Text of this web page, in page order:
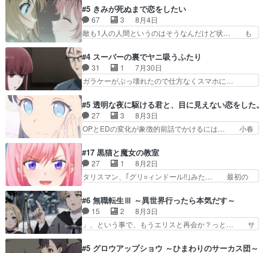
が“萌え”なのでこの娘が皇帝… ウサギ好きそうな
王女殿下がかわいい。幼馴… ついに始まった狩猟
祭。エルナの活躍で上位…
目は気品溢れてるのに中身は…美緒ママ… テー
マ：格ゲー大会に行くには？感想は、美… 大会を
前に格ゲー熱が高まる一方、百合の本… 東京で開
催される格ゲー大会に参加すること… Japanに向
めに東京へ!/でも観光よ… 旅の支度全部やってく
れる先輩、なんだかん… 第５話をｄアニメストア
で視聴しました。視…
#5 きみが死ぬまで恋をしたい
67 3
8月4日
敵も1人の人間というのはそうなんだけど状… も
を人間に戻して欲しいでも自分達が代わ… ご視聴
ありがとうございました見るたびに切… 誰かと思
ったらちゅー先輩か。しれっと相方… 第５話感
想：コ□した相手にも家族や…､戦… つらい回
ナとミミも可愛かった2人の関係… 確かに相手に
も家族や大切な人はいるけど、… 白シャツが作業
着みたいなもんなんですかね…
#4 スーパーの裏でヤニ吸うふたり
31 1
7月30日
ガラケーがぶっ壊れたので仕方なくスマホに…
はり出オチ感が否めず、エピソードの打率… 田山
さんが佐々木さんに沼っていく…こんな… 佐々木
さん、腕フェチなんですね笑最近まじ… 佐々木が
ガラケーからスマホに変えるって、… もうドラマ
ゃわない？佐々木さんの優しさ… 先行で見た時よ
り2人のやり取りに癒しを感… ABEMA版の7〜8
話佐々木が実年齢以上…
#5 透明な夜に駆ける君と、目に見えない恋をした。
27 3
8月3日
OPとEDの変化が象徴的前話でかけるには… 小春
か、こんな風に見えてるのかぁ。かける… 完全な
両片思いになりましたねぇ…OPとE… 余計な物
は描かず白く靄がかった小春ちゃん… 光も感じな
い完全な盲目なんやね…おめかし… 母役に能登さ
も描かれていて良かった本当… 股に海豚を挟み水
上バスでの会話を反芻…恋… OPEDとも無人バー
ジョンから主人公２人…
#17 黒猫と魔女の教室
27 1
8月2日
タリスマン、｢グリ○ィンドール!!｣みた… 最初の
ホントスピカが大好きだよね。ツン… 一等級ポテ
ンシャルのアリアちゃん可愛くて… そういや、ア
リアは能力は最上級のくせに、… とうとうアリア
と直接競う場がきたこれまで… 毎度ながらのスピ
#6 無職転生Ⅲ ～異世界行ったら本気だす～
15 2
8月3日
」、という事で、もうエリスと再会か？っと… サ
関係の清算が粛々と進められているサラ… サラと
#5 グロウアップショウ ～ひまわりのサーカス団～